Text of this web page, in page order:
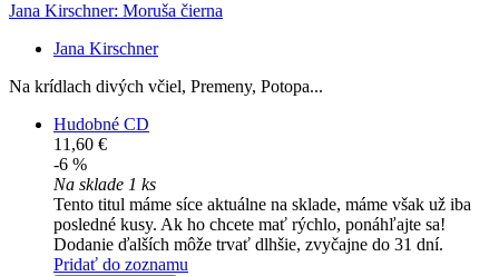
Jana Kirschner: Moruša čierna
Jana Kirschner
Na krídlach divých včiel, Premeny, Potopa...
Hudobné CD
11,60 €
-6 %
Na sklade 1 ks
Tento titul máme síce aktuálne na sklade, máme však už iba
posledné kusy. Ak ho chcete mať rýchlo, ponáhľajte sa!
Dodanie ďalších môže trvať dlhšie, zvyčajne do 31 dní.
Pridať do zoznamu